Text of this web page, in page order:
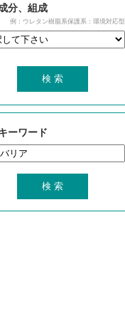
分、組成
例：ウレタン樹脂系保護系：環境対応型
ーワード